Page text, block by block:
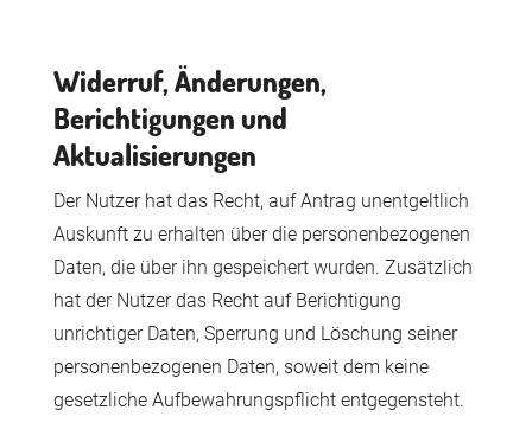
Widerruf, Änderungen,
Berichtigungen und
Aktualisierungen
Der Nutzer hat das Recht, auf Antrag unentgeltlich
Auskunft zu erhalten über die personenbezogenen
Daten, die über ihn gespeichert wurden. Zusätzlich
hat der Nutzer das Recht auf Berichtigung
unrichtiger Daten, Sperrung und Löschung seiner
personenbezogenen Daten, soweit dem keine
gesetzliche Aufbewahrungspflicht entgegensteht.